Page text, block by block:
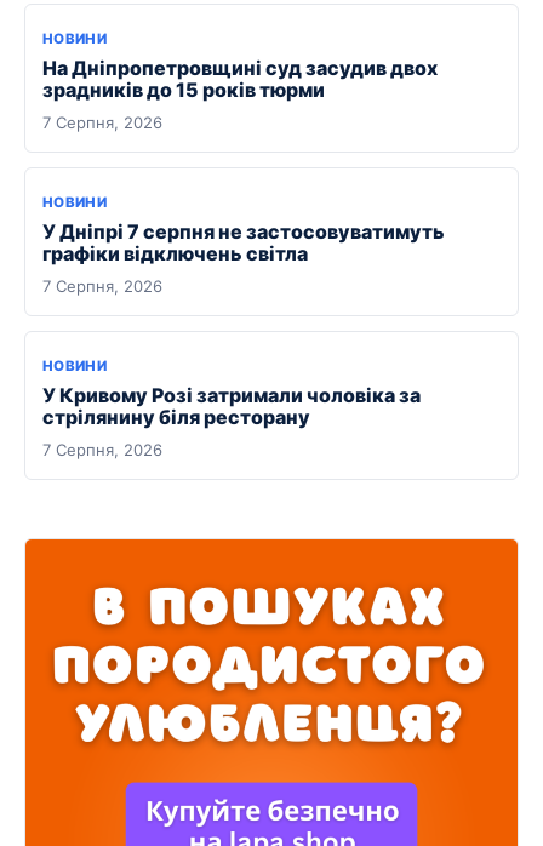
НОВИНИ
На Дніпропетровщині суд засудив двох
зрадників до 15 років тюрми
7 Серпня, 2026
НОВИНИ
У Дніпрі 7 серпня не застосовуватимуть
графіки відключень світла
7 Серпня, 2026
НОВИНИ
У Кривому Розі затримали чоловіка за
стрілянину біля ресторану
7 Серпня, 2026